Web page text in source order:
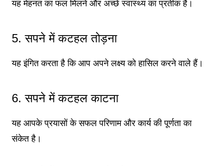
यह मेहनत का फल मिलने और अच्छे स्वास्थ्य का प्रतीक है।
5. सपने में कटहल तोड़ना
यह इंगित करता है कि आप अपने लक्ष्य को हासिल करने वाले हैं।
6. सपने में कटहल काटना
यह आपके प्रयासों के सफल परिणाम और कार्य की पूर्णता का
संकेत है।